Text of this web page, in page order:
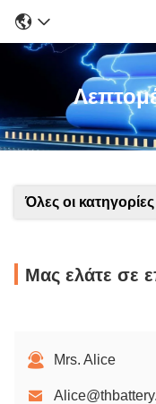
Όλες οι κατηγορίες
Μας ελάτε σε
Mrs. Alice